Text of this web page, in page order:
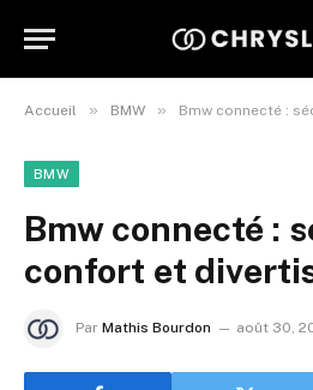
Accueil » BMW » Bmw connecté :
BMW
Bmw connecté :
confort et
Par Mathis Bourdon août 30,